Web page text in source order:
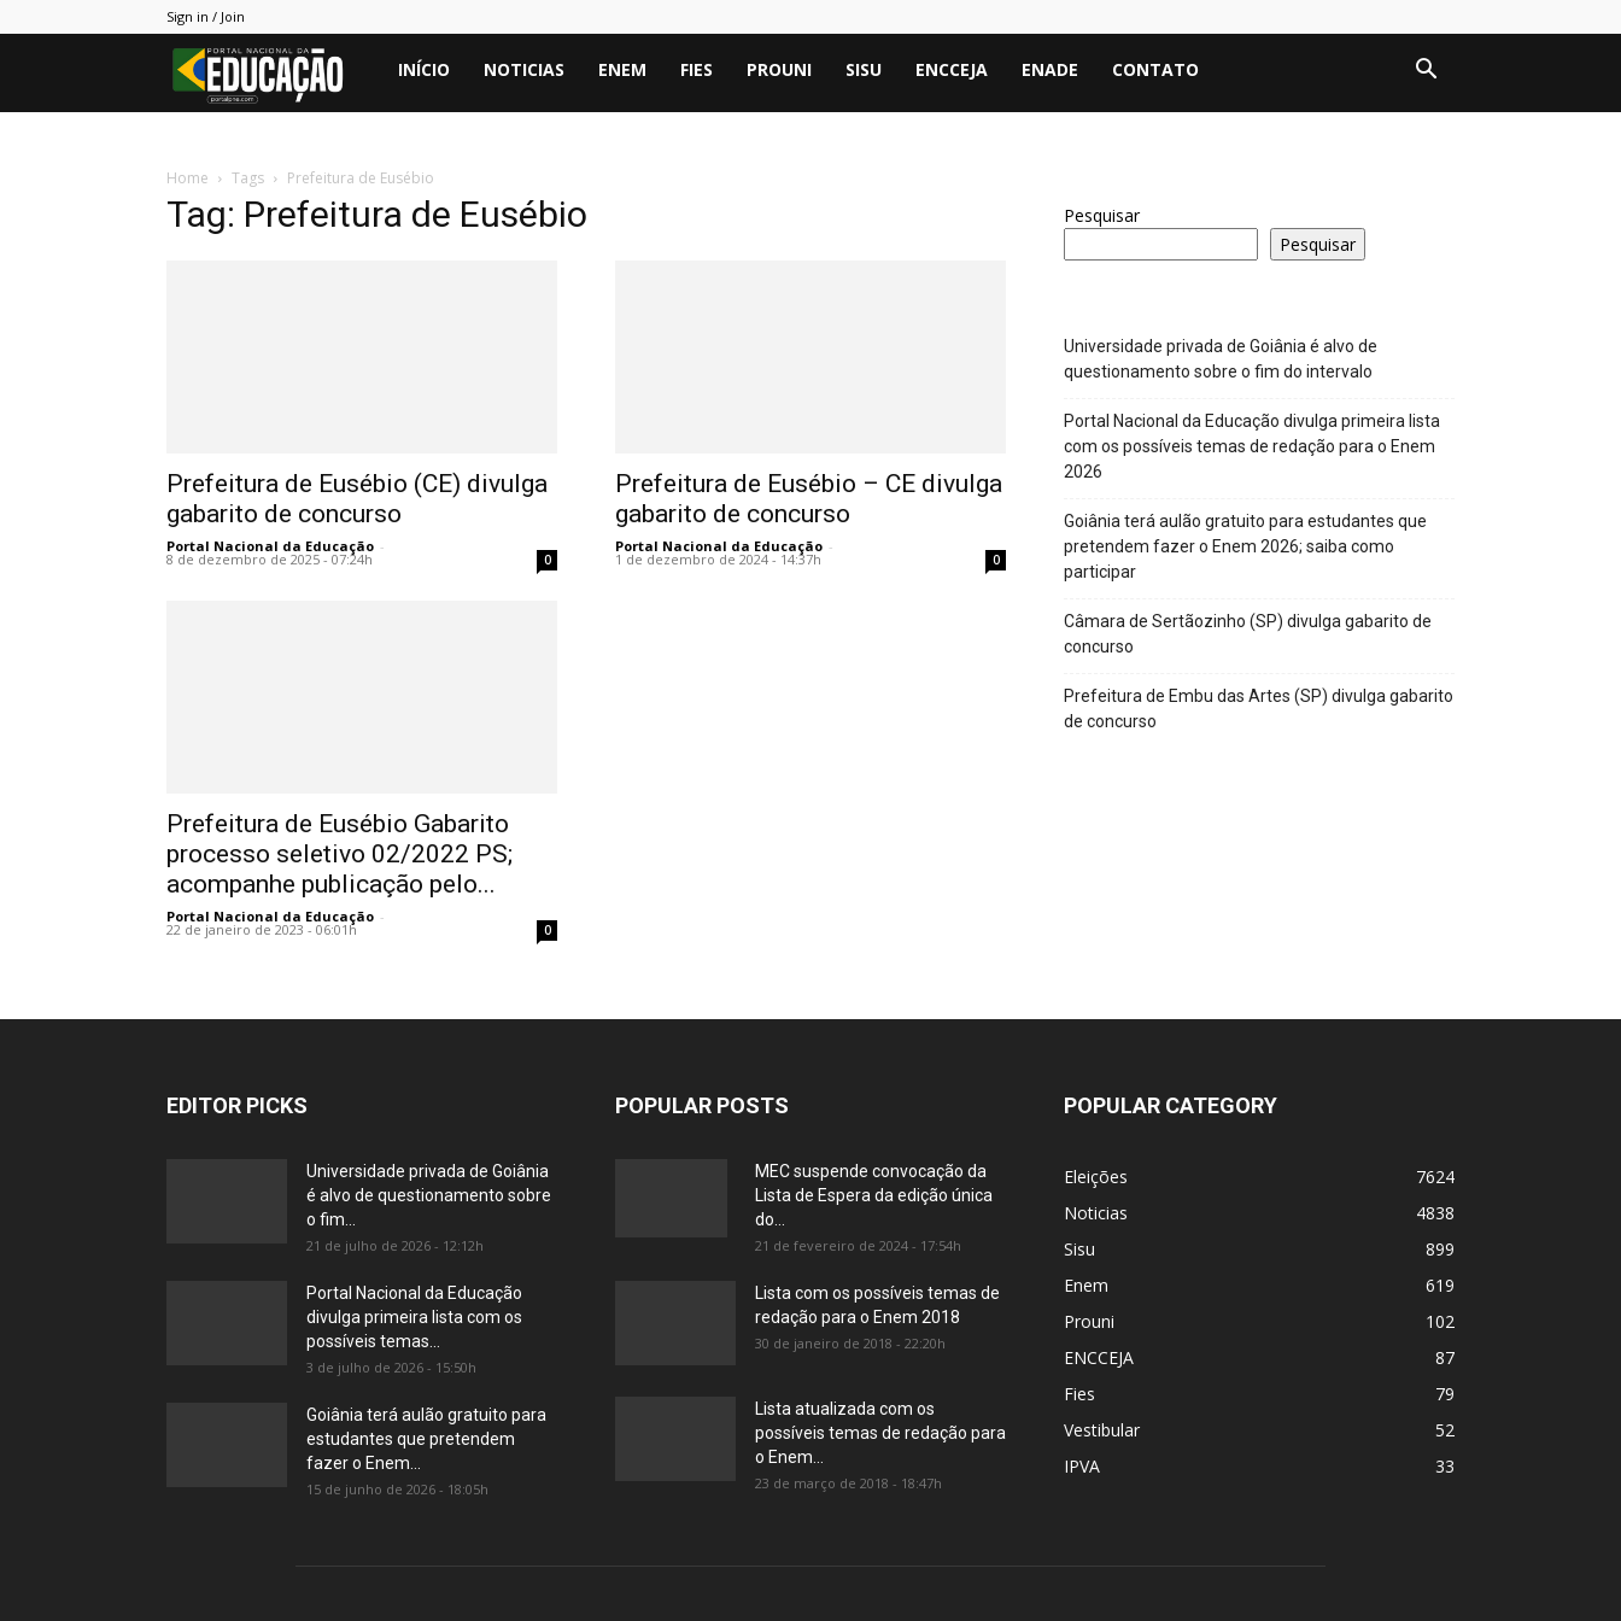
Sign in / Join
Portal
INÍCIO NOTICIAS ENEM FIES PROUNI SISU ENCCEJA ENADE CONTATO
Home Tags Prefeitura de Eusébio
Tag: Prefeitura de Eusébio
Prefeitura de Eusébio (CE) divulga
gabarito de concurso
Portal Nacional da Educação -
8 de dezembro de 2025 - 07:24h 0
Prefeitura de Eusébio – CE divulga
gabarito de concurso
Portal Nacional da Educação -
1 de dezembro de 2024 - 14:37h 0
Prefeitura de Eusébio Gabarito
processo seletivo 02/2022 PS;
acompanhe publicação pelo...
Portal Nacional da Educação -
22 de janeiro de 2023 - 06:01h 0
Pesquisar
Pesquisar
Universidade privada de Goiânia é alvo de
questionamento sobre o fim do intervalo
Portal Nacional da Educação divulga primeira lista
com os possíveis temas de redação para o Enem
2026
Goiânia terá aulão gratuito para estudantes que
pretendem fazer o Enem 2026; saiba como
participar
Câmara de Sertãozinho (SP) divulga gabarito de
concurso
Prefeitura de Embu das Artes (SP) divulga gabarito
de concurso
EDITOR PICKS
Universidade privada de Goiânia
é alvo de questionamento sobre
o fim...
21 de julho de 2026 - 12:12h
Portal Nacional da Educação
divulga primeira lista com os
possíveis temas...
3 de julho de 2026 - 15:50h
Goiânia terá aulão gratuito para
estudantes que pretendem
fazer o Enem...
15 de junho de 2026 - 18:05h
POPULAR POSTS
MEC suspende convocação da
Lista de Espera da edição única
do...
21 de fevereiro de 2024 - 17:54h
Lista com os possíveis temas de
redação para o Enem 2018
30 de janeiro de 2018 - 22:20h
Lista atualizada com os
possíveis temas de redação para
o Enem...
23 de março de 2018 - 18:47h
POPULAR CATEGORY
Eleições
7624
Noticias
4838
Sisu
899
Enem
619
Prouni
102
ENCCEJA
87
Fies
79
Vestibular
52
IPVA
33